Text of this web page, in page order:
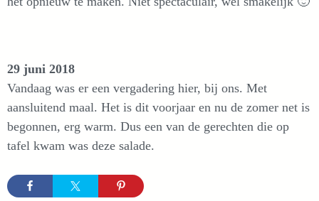
29 juni 2018
Vandaag was er een vergadering hier, bij ons. Met
aansluitend maal. Het is dit voorjaar en nu de zomer net is
begonnen, erg warm. Dus een van de gerechten die op
tafel kwam was deze salade.